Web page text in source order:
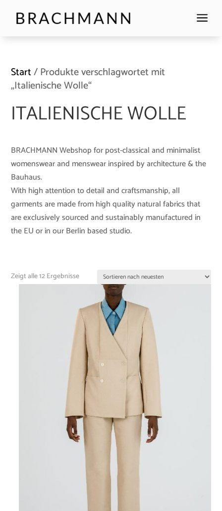
a
Start/ Produkte verschlagwortet mit
„Italienische Wolle“
ITALIENISCHE WOLLE
BRACHMANN Webshop for post-classical and minimalist
womenswear and menswear inspired by architecture & the
Bauhaus.
With high attention to detail and craftsmanship, all
garments are made from high quality natural fabrics that
are exclusively sourced and sustainably manufactured in
the EU or in our Berlin based studio.
Zeigt alle 12 Ergebnisse